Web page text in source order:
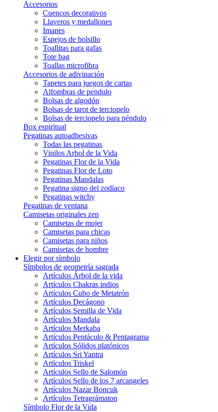
Accesorios
Cuencos decorativos
Llaveros y medallones
Imanes
Espejos de bolsillo
Toallitas para gafas
Tote bag
Toallas microfibra
Accesorios de adivinación
Tapetes para juegos de cartas
Alfombras de pendulo
Bolsas de algodón
Bolsas de tarot de terciopelo
Bolsas de terciopelo para péndulo
Box espiritual
Pegatinas autoadhesivas
Todas las pegatinas
Vinilos Arbol de la Vida
Pegatinas Flor de la Vida
Pegatinas Flor de Loto
Pegatinas Mandalas
Pegatina signo del zodíaco
Pegatinas witchy
Pegatinas de ventana
Camisetas originales zen
Camisetas de mujer
Camisetas para chicas
Camisetas para niños
Camisetas de hombre
Elegir por símbolo
Símbolos de geometría sagrada
Artículos Árbol de la vida
Artículos Chakras indios
Artículos Cubo de Metatrón
Artículos Decágono
Artículos Semilla de Vida
Artículos Mandala
Artículos Merkaba
Artículos Pentáculo & Pentagrama
Artículos Sólidos platónicos
Artículos Sri Yantra
Artículos Triskel
Artículos Sello de Salomón
Artículos Sello de los 7 arcangeles
Artículos Nazar Boncuk
Artículos Tetragrámaton
Símbolo Flor de la Vida